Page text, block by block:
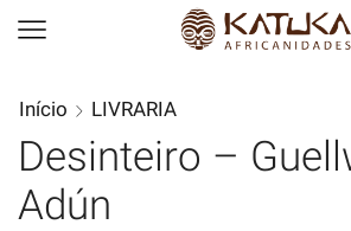
Início LIVRARIA
Desinteiro –
Adún